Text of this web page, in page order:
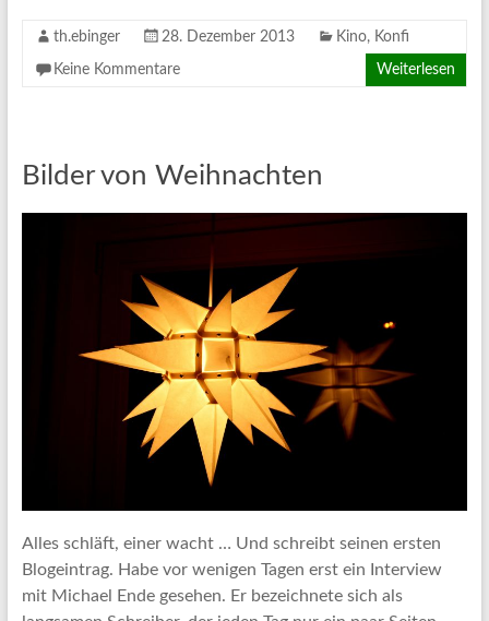
th.ebinger 28. Dezember 2013 Kino, Konfi
Keine Kommentare Weiterlesen
Bilder von Weihnachten
Alles schläft, einer wacht … Und schreibt seinen ersten
Blogeintrag. Habe vor wenigen Tagen erst ein Interview
mit Michael Ende gesehen. Er bezeichnete sich als